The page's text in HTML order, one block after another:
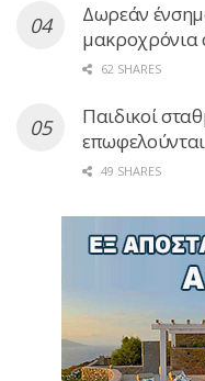
Δωρεάν
μακροχρόνια
62 SHARES
Παιδικοί
επωφελούνται
49 SHARES